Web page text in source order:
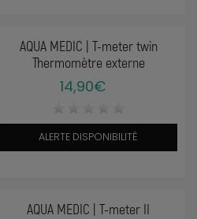
AQUA MEDIC | T-meter twin
Thermomètre externe
14,90€
ALERTE DISPONIBILITÉ
AQUA MEDIC | T-meter II